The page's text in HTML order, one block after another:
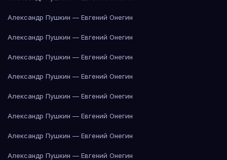
Александр Пушкин — Евгений Онегин
Александр Пушкин — Евгений Онегин
Александр Пушкин — Евгений Онегин
Александр Пушкин — Евгений Онегин
Александр Пушкин — Евгений Онегин
Александр Пушкин — Евгений Онегин
Александр Пушкин — Евгений Онегин
Александр Пушкин — Евгений Онегин